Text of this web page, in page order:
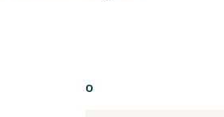
i.
nå.